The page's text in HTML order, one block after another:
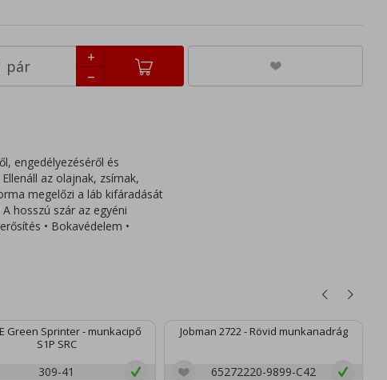
engedélyezéséről és
az olajnak, zsírnak,
megelőzi a láb kifáradását
hosszú szár az egyéni
• Bokavédelem •
Green Sprinter - munkacipő
S1P SRC
309-41
Jobman 2722 - Rövid munkanadrág
65272220-9899-C42